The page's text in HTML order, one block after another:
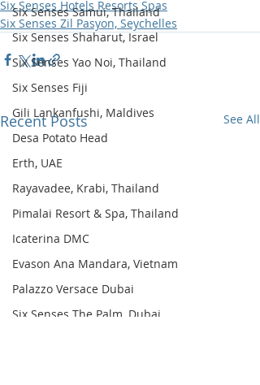
Six Senses Samui, Thailand
Six Senses Shaharut, Israel
Six Senses Yao Noi, Thailand
Six Senses Fiji
Gili Lankanfushi, Maldives
Desa Potato Head
Erth, UAE
Rayavadee, Krabi, Thailand
Pimalai Resort & Spa, Thailand
Icaterina DMC
Evason Ana Mandara, Vietnam
Palazzo Versace Dubai
Six Senses The Palm, Dubai
Six Senses Hotels Resorts Spas
Six Senses Zil Pasyon, Seychelles
Recent Posts See All